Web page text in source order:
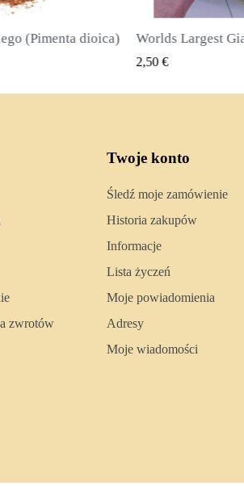
(Pimenta dioica)
2,50 €
zwrotów
Twoje konto
Śledź moje zamówienie
Historia zakupów
Informacje
Lista życzeń
Moje powiadomienia
Adresy
Moje wiadomości